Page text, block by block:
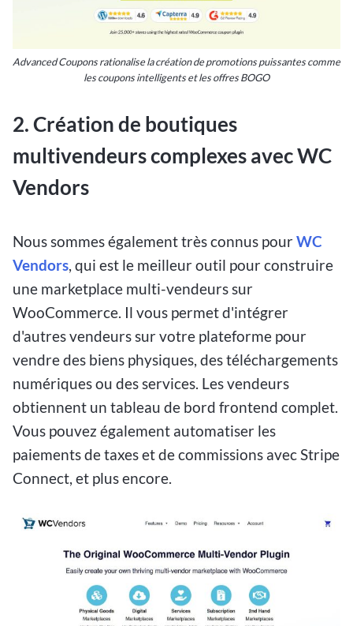
Advanced Coupons rationalise la création de promotions puissantes comme
les coupons intelligents et les offres BOGO
2. Création de boutiques
multivendeurs complexes avec WC
Vendors
Nous sommes également très connus pourWC
Vendors, qui est le meilleur outil pour construire
une marketplace multi-vendeurs sur
WooCommerce. Il vous permet d'intégrer
d'autres vendeurs sur votre plateforme pour
vendre des biens physiques, des téléchargements
numériques ou des services. Les vendeurs
obtiennent un tableau de bord frontend complet.
Vous pouvez également automatiser les
paiements de taxes et de commissions avec Stripe
Connect, et plus encore.